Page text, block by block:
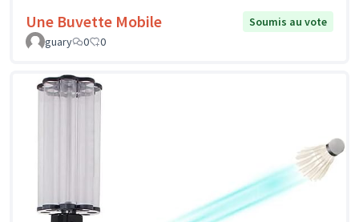
Une Buvette Mobile
Soumis au vote
guary
0 0